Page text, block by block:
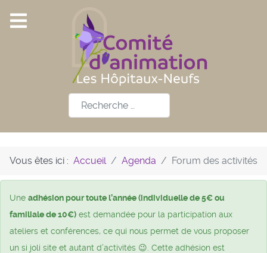
Rechercher
Vous êtes ici : Accueil Agenda Forum des activités
Une adhésion pour toute l’année (individuelle de 5€ ou
familiale de 10€) est demandée pour la participation aux
ateliers et conférences, ce qui nous permet de vous proposer
un si joli site et autant d’activités 😉. Cette adhésion est